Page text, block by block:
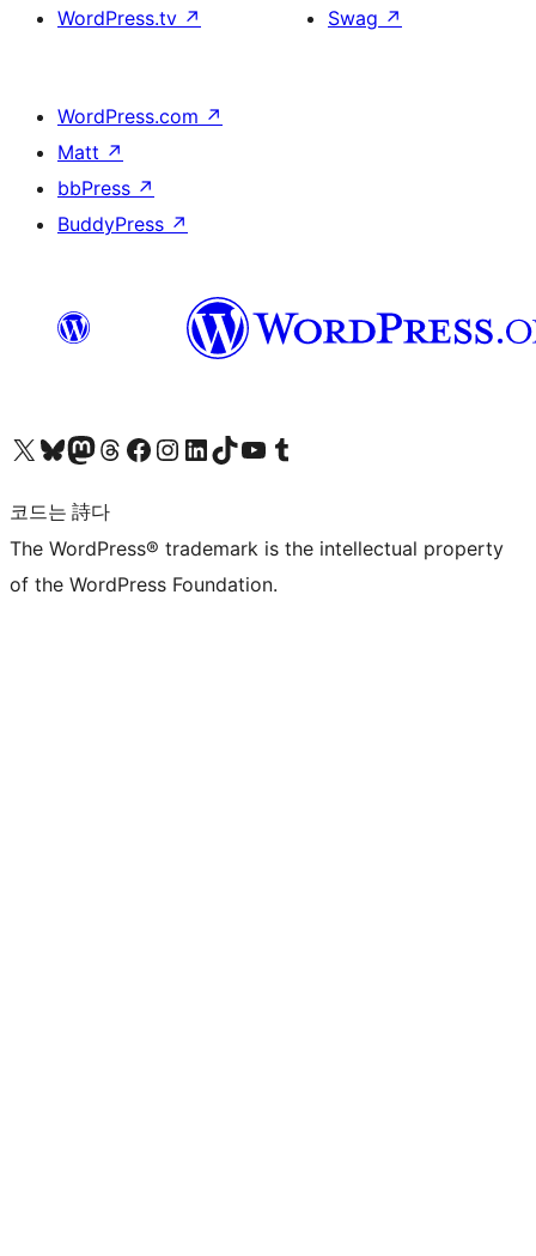
WordPress.tv ↗
Swag ↗
WordPress.com ↗
Matt ↗
bbPress ↗
BuddyPress ↗
X(이전 트위터) 계정 방문하기블루스카이 계정 방문하기마스토돈 계정 방문하기스레드 계정 방문하기 페이스북 페이지 방문하기인스타그램 계정 방문하기 LinkedIn 계정 방문하기틱톡 계정 방문하기유튜브 채널 방문하기 텀블러 계정 방문하기
코드는 詩다
The WordPress® trademark is the intellectual property
of the WordPress Foundation.